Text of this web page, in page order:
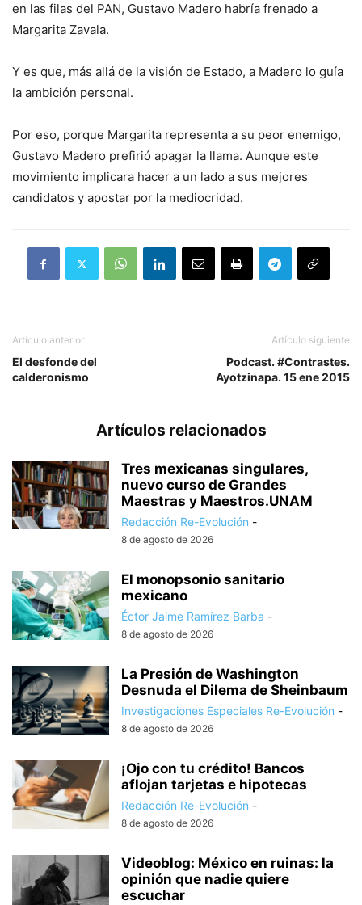
en las filas del PAN, Gustavo Madero habría frenado a
Margarita Zavala.
Y es que, más allá de la visión de Estado, a Madero lo guía
la ambición personal.
Por eso, porque Margarita representa a su peor enemigo,
Gustavo Madero prefirió apagar la llama. Aunque este
movimiento implicara hacer a un lado a sus mejores
candidatos y apostar por la mediocridad.
Artículo anterior
El desfonde del
calderonismo
Artículo siguiente
Podcast. #Contrastes.
Ayotzinapa. 15 ene 2015
Artículos relacionados
Tres mexicanas singulares,
nuevo curso de Grandes
Maestras y Maestros.UNAM
Redacción Re-Evolución -
8 de agosto de 2026
El monopsonio sanitario
mexicano
Éctor Jaime Ramírez Barba -
8 de agosto de 2026
La Presión de Washington
Desnuda el Dilema de Sheinbaum
Investigaciones Especiales Re-Evolución -
8 de agosto de 2026
¡Ojo con tu crédito! Bancos
aflojan tarjetas e hipotecas
Redacción Re-Evolución -
8 de agosto de 2026
Videoblog: México en ruinas: la
opinión que nadie quiere
escuchar